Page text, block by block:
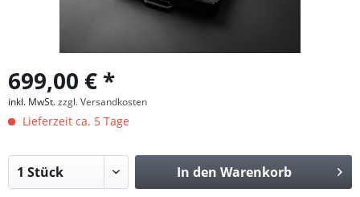
699,00 € *
inkl. MwSt.zzgl. Versandkosten
Lieferzeit ca. 5 Tage
In den Warenkorb